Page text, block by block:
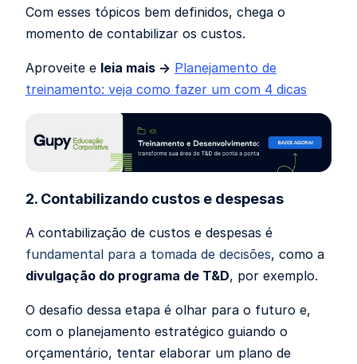
Com esses tópicos bem definidos, chega o
momento de contabilizar os custos.
Aproveite e leia mais → Planejamento de
treinamento: veja como fazer um com 4 dicas
2. Contabilizando custos e despesas
A contabilização de custos e despesas é
fundamental para a tomada de decisões, como a
divulgação do programa de T&D, por exemplo.
O desafio dessa etapa é olhar para o futuro e,
com o planejamento estratégico guiando o
orçamentário, tentar elaborar um plano de